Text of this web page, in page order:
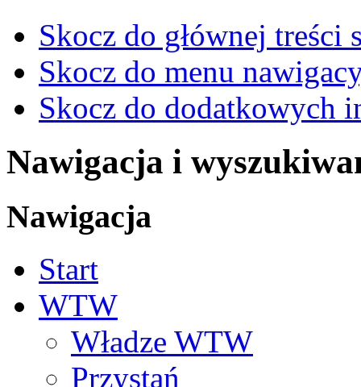
Skocz do głównej treści
Skocz do menu
Skocz do dodatkowych
Nawigacja i
Nawigacja
Start
WTW
Władze WTW
Przystań